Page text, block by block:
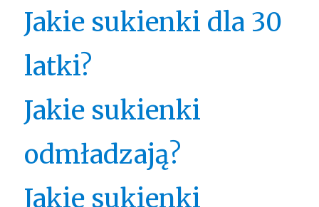
Jakie sukienki dla 30
latki?
Jakie sukienki
odmładzają?
Jakie sukienki